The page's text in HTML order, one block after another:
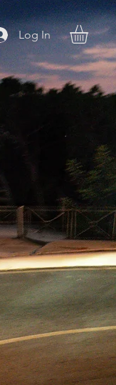
Log In